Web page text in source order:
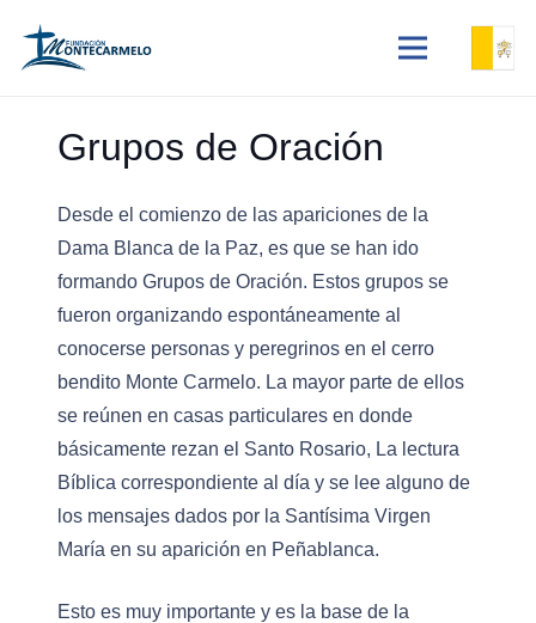
Grupos de Oración
Desde el comienzo de las apariciones de la
Dama Blanca de la Paz, es que se han ido
formando Grupos de Oración. Estos grupos se
fueron organizando espontáneamente al
conocerse personas y peregrinos en el cerro
bendito Monte Carmelo. La mayor parte de ellos
se reúnen en casas particulares en donde
básicamente rezan el Santo Rosario, La lectura
Bíblica correspondiente al día y se lee alguno de
los mensajes dados por la Santísima Virgen
María en su aparición en Peñablanca.
Esto es muy importante y es la base de la